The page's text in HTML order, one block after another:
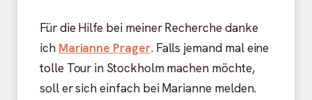
Für die Hilfe bei meiner Recherche danke
ich Marianne Prager. Falls jemand mal eine
tolle Tour in Stockholm machen möchte,
soll er sich einfach bei Marianne melden.